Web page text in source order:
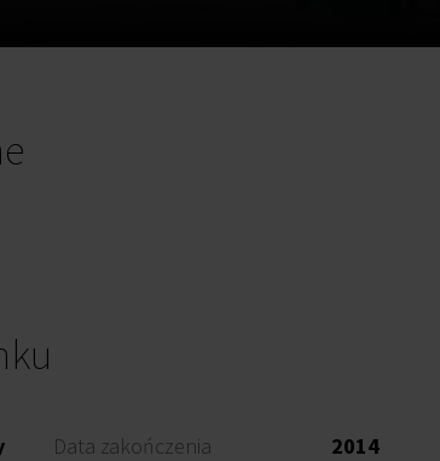
Data zakończenia
2014